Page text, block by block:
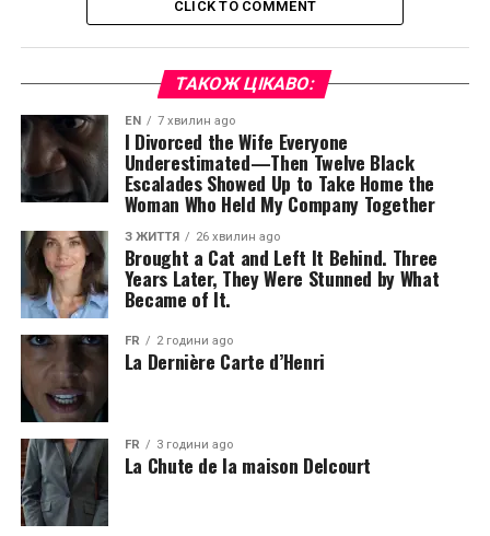
CLICK TO COMMENT
ТАКОЖ ЦІКАВО:
EN 7 хвилин ago
I Divorced the Wife Everyone
Underestimated—Then Twelve Black
Escalades Showed Up to Take Home the
Woman Who Held My Company Together
З ЖИТТЯ 26 хвилин ago
Brought a Cat and Left It Behind. Three
Years Later, They Were Stunned by What
Became of It.
FR 2 години ago
La Dernière Carte d’Henri
FR 3 години ago
La Chute de la maison Delcourt